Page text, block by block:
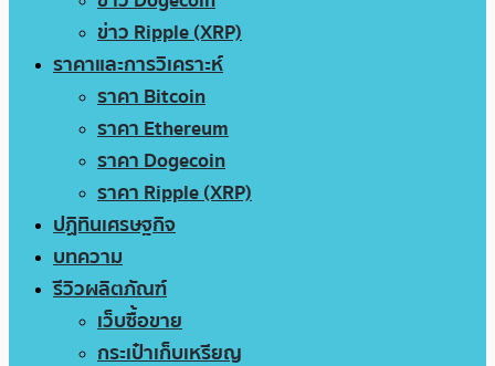
ข่าว Ripple (XRP)
ราคาและการวิเคราะห์
ราคา Bitcoin
ราคา Ethereum
ราคา Dogecoin
ราคา Ripple (XRP)
ปฏิทินเศรษฐกิจ
บทความ
รีวิวผลิตภัณฑ์
เว็บซื้อขาย
กระเป๋าเก็บเหรียญ